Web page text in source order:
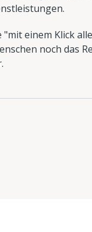
einem Klick
noch das